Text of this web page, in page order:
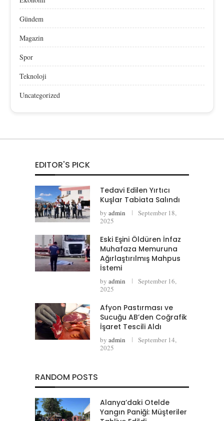
Gündem
Magazin
Spor
Teknoloji
Uncategorized
EDITOR'S PICK
Tedavi Edilen Yırtıcı
Kuşlar Tabiata Salındı
by admin
September 18,
2025
Eski Eşini Öldüren İnfaz
Muhafaza Memuruna
Ağırlaştırılmış Mahpus
İstemi
by admin
September 16,
2025
Afyon Pastırması ve
Sucuğu AB’den Coğrafik
İşaret Tescili Aldı
by admin
September 14,
2025
RANDOM POSTS
Alanya’daki Otelde
Yangın Paniği: Müşteriler